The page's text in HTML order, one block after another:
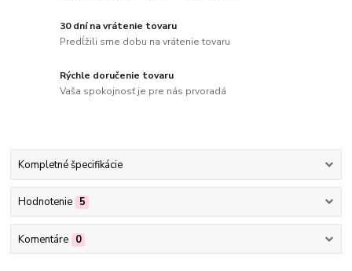
30 dní na vrátenie tovaru
Predĺžili sme dobu na vrátenie tovaru
Rýchle doručenie tovaru
Vaša spokojnosť je pre nás prvoradá
Kompletné špecifikácie
Hodnotenie 5
Komentáre 0